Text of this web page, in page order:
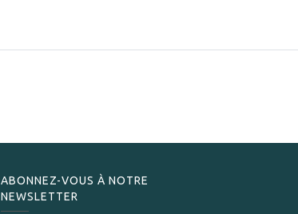
ABONNEZ-VOUS À NOTRE
NEWSLETTER